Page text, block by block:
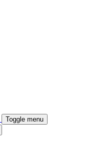
Toggle menu